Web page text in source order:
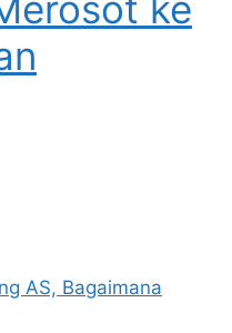
AS, Bagaimana